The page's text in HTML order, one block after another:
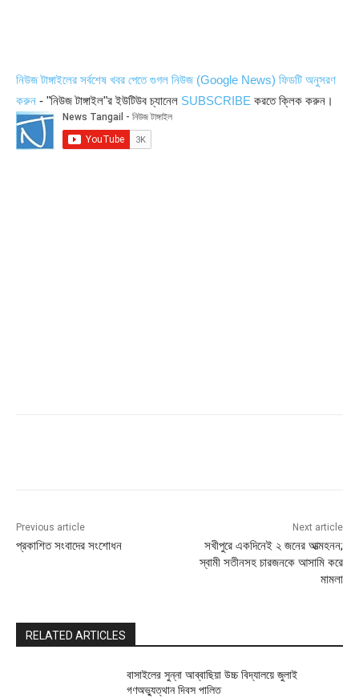
নিউজ টাঙ্গাইলের সর্বশেষ খবর পেতে গুগল নিউজ (Google News) ফিডটি অনুসরণ
করুন - "নিউজ টাঙ্গাইল"র ইউটিউব চ্যানেল SUBSCRIBE করতে ক্লিক করুন।
Previous article
প্রকাশিত সংবাদের সংশোধন
Next article
সখীপুরে একদিনেই ২ জনের আত্মহনন;
স্বামী সতীনসহ চারজনকে আসামি করে
মামলা
RELATED ARTICLES
বাসাইলের সুন্না আব্বাছিয়া উচ্চ বিদ্যালয়ে জুলাই
গণঅভ্যুত্থান দিবস পালিত